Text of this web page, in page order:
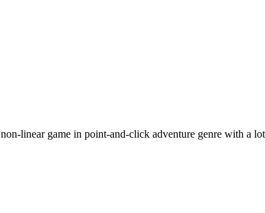
linear game in point-and-click adventure genre with a